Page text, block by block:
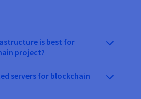
is best for
project?
servers for blockchain